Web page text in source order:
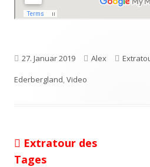
Veröffentlicht
am
27. Januar 2019 Autor
Alex
Ederbergland,Video
Beitragsnavigation
Vorheriger
Beitrag:
Extratour des
Tages